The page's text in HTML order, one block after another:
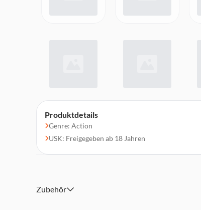
Produktdetails
Genre: Action
USK: Freigegeben ab 18 Jahren
Zubehör